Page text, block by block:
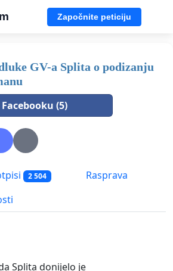
Započnite peticiju
GV-a Splita o podizanju
(5)
2 504
Rasprava
Splita donijelo je